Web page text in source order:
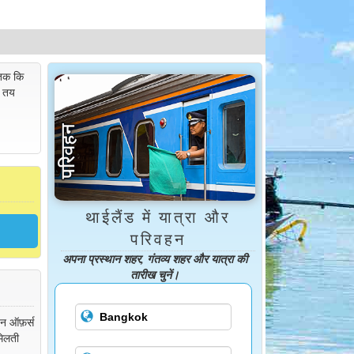
​​कि
तय
ऑफ़र्स
थाईलैंड में यात्रा और
परिवहन
अपना प्रस्थान शहर, गंतव्य शहर और यात्रा की
तारीख चुनें।